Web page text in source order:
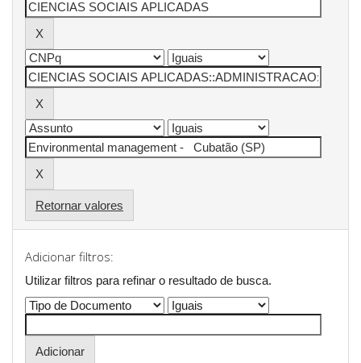
Retornar valores
Adicionar filtros:
Utilizar filtros para refinar o resultado de busca.